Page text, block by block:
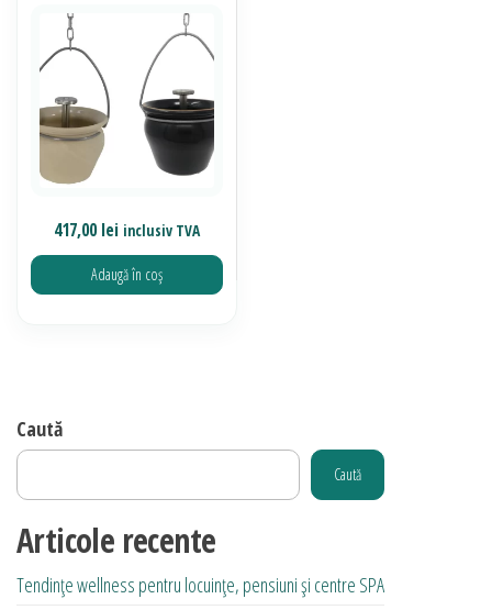
417,00lei inclusiv TVA
Adaugă în coș
Caută
Caută
Articole recente
Tendințe wellness pentru locuințe, pensiuni și centre SPA